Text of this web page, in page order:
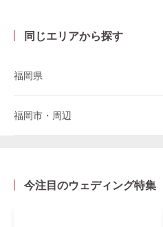
同じエリアから探す
福岡県
福岡市・周辺
今注目のウェディング特集